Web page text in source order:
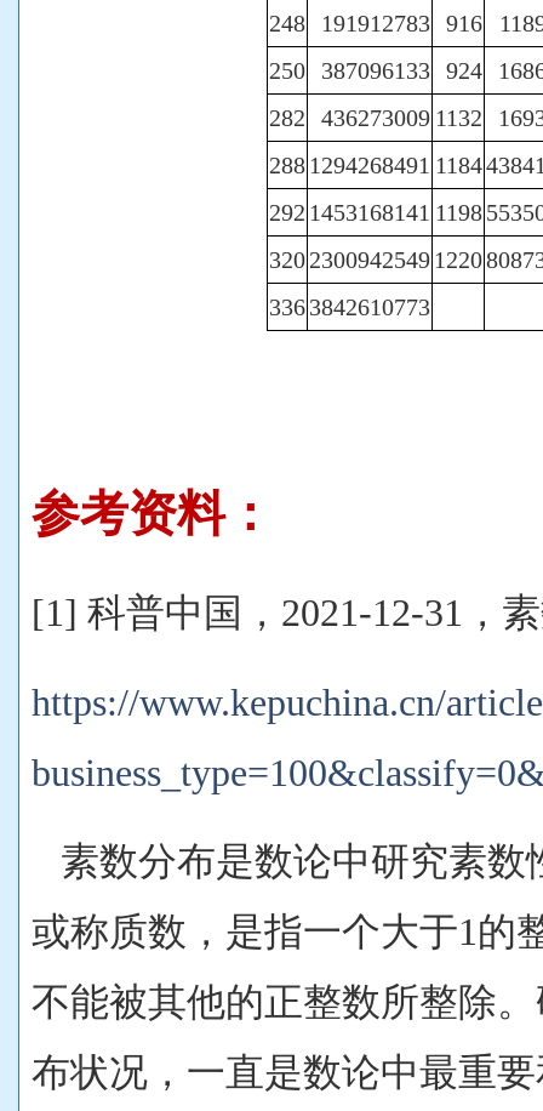
248 191912783 916
250
387096133 924
282
436273009 1132
288 1294268491 1184
292 1453168141 1198
320 2300942549 1220
336 3842610773
参考资料：
[1] 科普中国，2021-12-31，
https://www.kepuchina.cn/
素数分布是数论中研究素数
或称质数，是指一个大于1的
不能被其他的正整数所整除
布状况，一直是数论中最重